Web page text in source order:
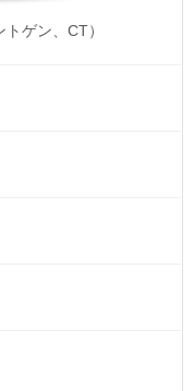
ゲン、CT）